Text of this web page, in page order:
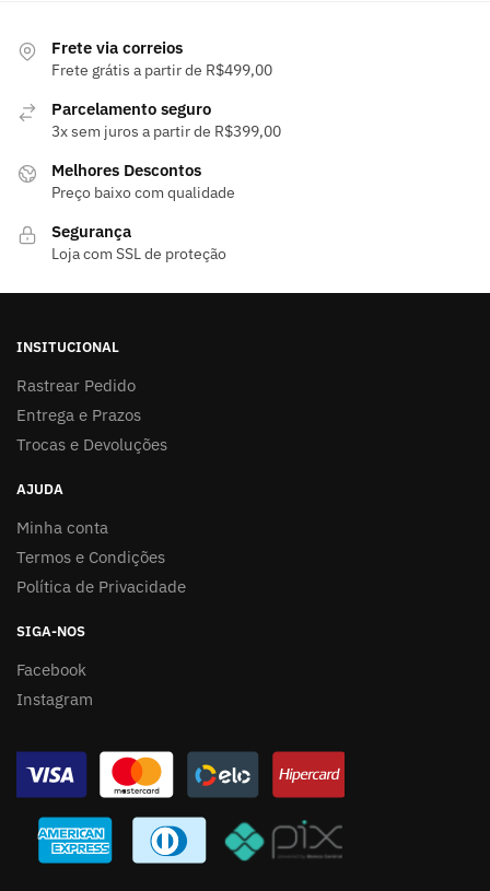
Frete via correios
Frete grátis a partir de R$499,00
Parcelamento seguro
3x sem juros a partir de R$399,00
Melhores Descontos
Preço baixo com qualidade
Segurança
Loja com SSL de proteção
INSITUCIONAL
Rastrear Pedido
Entrega e Prazos
Trocas e Devoluções
AJUDA
Minha conta
Termos e Condições
Política de Privacidade
SIGA-NOS
Facebook
Instagram